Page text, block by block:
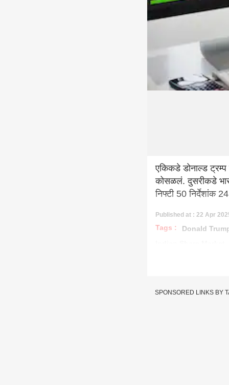
एकिकडे डोनाल्ड ट्रम्प
कोसळलं. दुसरीकडे
निफ्टी 50 निर्देशांक
Published at : 22 Apr
Tags :
Donald
SPONSORED LINKS BY